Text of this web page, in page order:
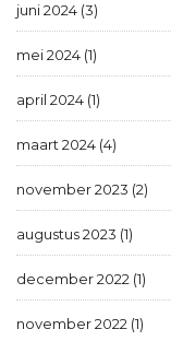
juni 2024 (3)
mei 2024 (1)
april 2024 (1)
maart 2024 (4)
november 2023 (2)
augustus 2023 (1)
december 2022 (1)
november 2022 (1)